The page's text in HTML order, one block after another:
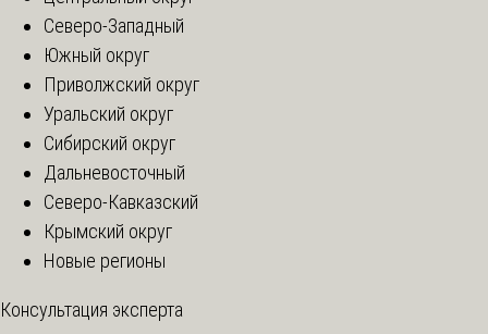
Северо-Западный
Южный округ
Приволжский округ
Уральский округ
Сибирский округ
Дальневосточный
Северо-Кавказский
Крымский округ
Новые регионы
Консультация эксперта